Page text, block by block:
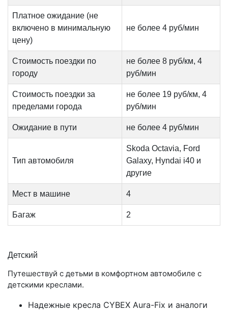
Платное ожидание (не
включено в минимальную
цену)
не более 4 руб/мин
Стоимость поездки по
городу
не более 8 руб/км, 4
руб/мин
Стоимость поездки за
пределами города
не более 19 руб/км, 4
руб/мин
Ожидание в пути не более 4 руб/мин
Тип автомобиля
Skoda Octavia, Ford
Galaxy, Hyndai i40 и
другие
Мест в машине 4
Багаж 2
Детский
Путешествуй с детьми в комфортном автомобиле с
детскими креслами.
Надежные кресла CYBEX Aura-Fix и аналоги